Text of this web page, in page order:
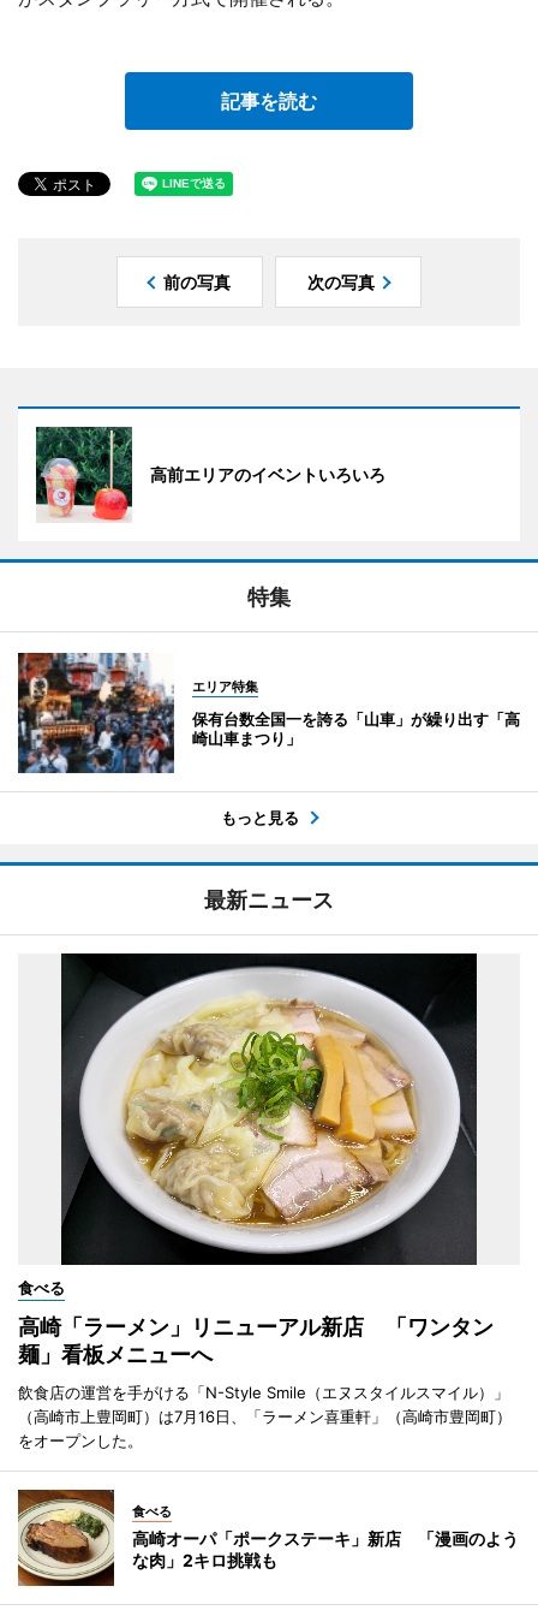
記事を読む
前の写真 次の写真
高前エリアのイベントいろいろ
特集
エリア特集
保有台数全国一を誇る「山車」が繰り出す「高
崎山車まつり」
もっと見る
最新ニュース
食べる
高崎「ラーメン」リニューアル新店 「ワンタン
麺」看板メニューへ
飲食店の運営を手がける「N-Style Smile（エヌスタイルスマイル）」
（高崎市上豊岡町）は7月16日、「ラーメン喜重軒」（高崎市豊岡町）
をオープンした。
食べる
高崎オーパ「ポークステーキ」新店 「漫画のよう
な肉」2キロ挑戦も